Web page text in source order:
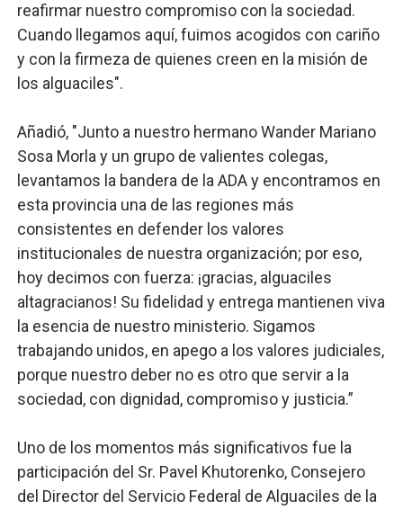
reafirmar nuestro compromiso con la sociedad.
Cuando llegamos aquí, fuimos acogidos con cariño
y con la firmeza de quienes creen en la misión de
los alguaciles".
Añadió, "Junto a nuestro hermano Wander Mariano
Sosa Morla y un grupo de valientes colegas,
levantamos la bandera de la ADA y encontramos en
esta provincia una de las regiones más
consistentes en defender los valores
institucionales de nuestra organización; por eso,
hoy decimos con fuerza: ¡gracias, alguaciles
altagracianos! Su fidelidad y entrega mantienen viva
la esencia de nuestro ministerio. Sigamos
trabajando unidos, en apego a los valores judiciales,
porque nuestro deber no es otro que servir a la
sociedad, con dignidad, compromiso y justicia.”
Uno de los momentos más significativos fue la
participación del Sr. Pavel Khutorenko, Consejero
del Director del Servicio Federal de Alguaciles de la